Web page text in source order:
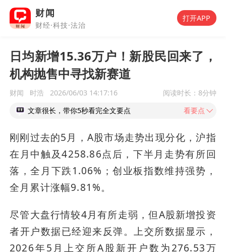
财闻
财经·科技·法治
打开APP
日均新增15.36万户！新股民回来了，
机构抛售中寻找新赛道
财闻 时浩 2026/06/03 14:17:16 阅读时长： 8分钟
文章很长，带你5秒看完全文要点
看要点
刚刚过去的5月，A股市场走势出现分化，沪指
在月中触及4258.86点后，下半月走势有所回
落，全月下跌1.06%；创业板指数维持强势，
全月累计涨幅9.81%。
尽管大盘行情较4月有所走弱，但A股新增投资
者开户数据已经迎来反弹。上交所数据显示，
2026年5月上交所A股新开户数为276.53万